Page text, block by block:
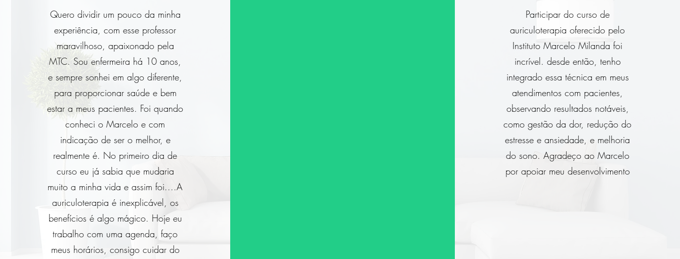
Quero dividir um pouco da minha
experiência, com esse professor
maravilhoso, apaixonado pela
MTC. Sou enfermeira há 10 anos,
e sempre sonhei em algo diferente,
para proporcionar saúde e bem
estar a meus pacientes. Foi quando
conheci o Marcelo e com
indicação de ser o melhor, e
realmente é. No primeiro dia de
curso eu já sabia que mudaria
muito a minha vida e assim foi....A
auriculoterapia é inexplicável, os
benefícios é algo mágico. Hoje eu
trabalho com uma agenda, faço
meus horários, consigo cuidar do
Participar do curso de
auriculoterapia oferecido pelo
Instituto Marcelo Milanda foi
incrível. desde então, tenho
integrado essa técnica em meus
atendimentos com pacientes,
observando resultados notáveis,
como gestão da dor, redução do
estresse e ansiedade, e melhoria
do sono. Agradeço ao Marcelo
por apoiar meu desenvolvimento